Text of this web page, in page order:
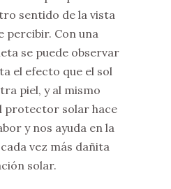
sentido de la vista
percibir. Con una
se puede observar
el efecto que el sol
piel, y al mismo
protector solar hace
y nos ayuda en la
vez más dañita
solar.